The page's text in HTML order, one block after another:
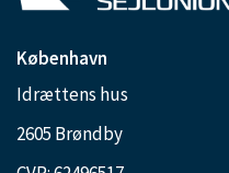
København
Idrættens hus
2605 Brøndby